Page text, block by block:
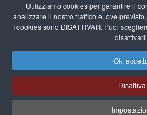
Utilizziamo cookies per garantire il
analizzare il nostro traffico e, ove
I cookies sono DISATTIVATI. Puoi
Ok,
Disattiva
Mappa del
Mr Balthasar
Artista scultore e
Quai Séverine Résidence Navy Club / 17
Alpes-Côte d'Azur